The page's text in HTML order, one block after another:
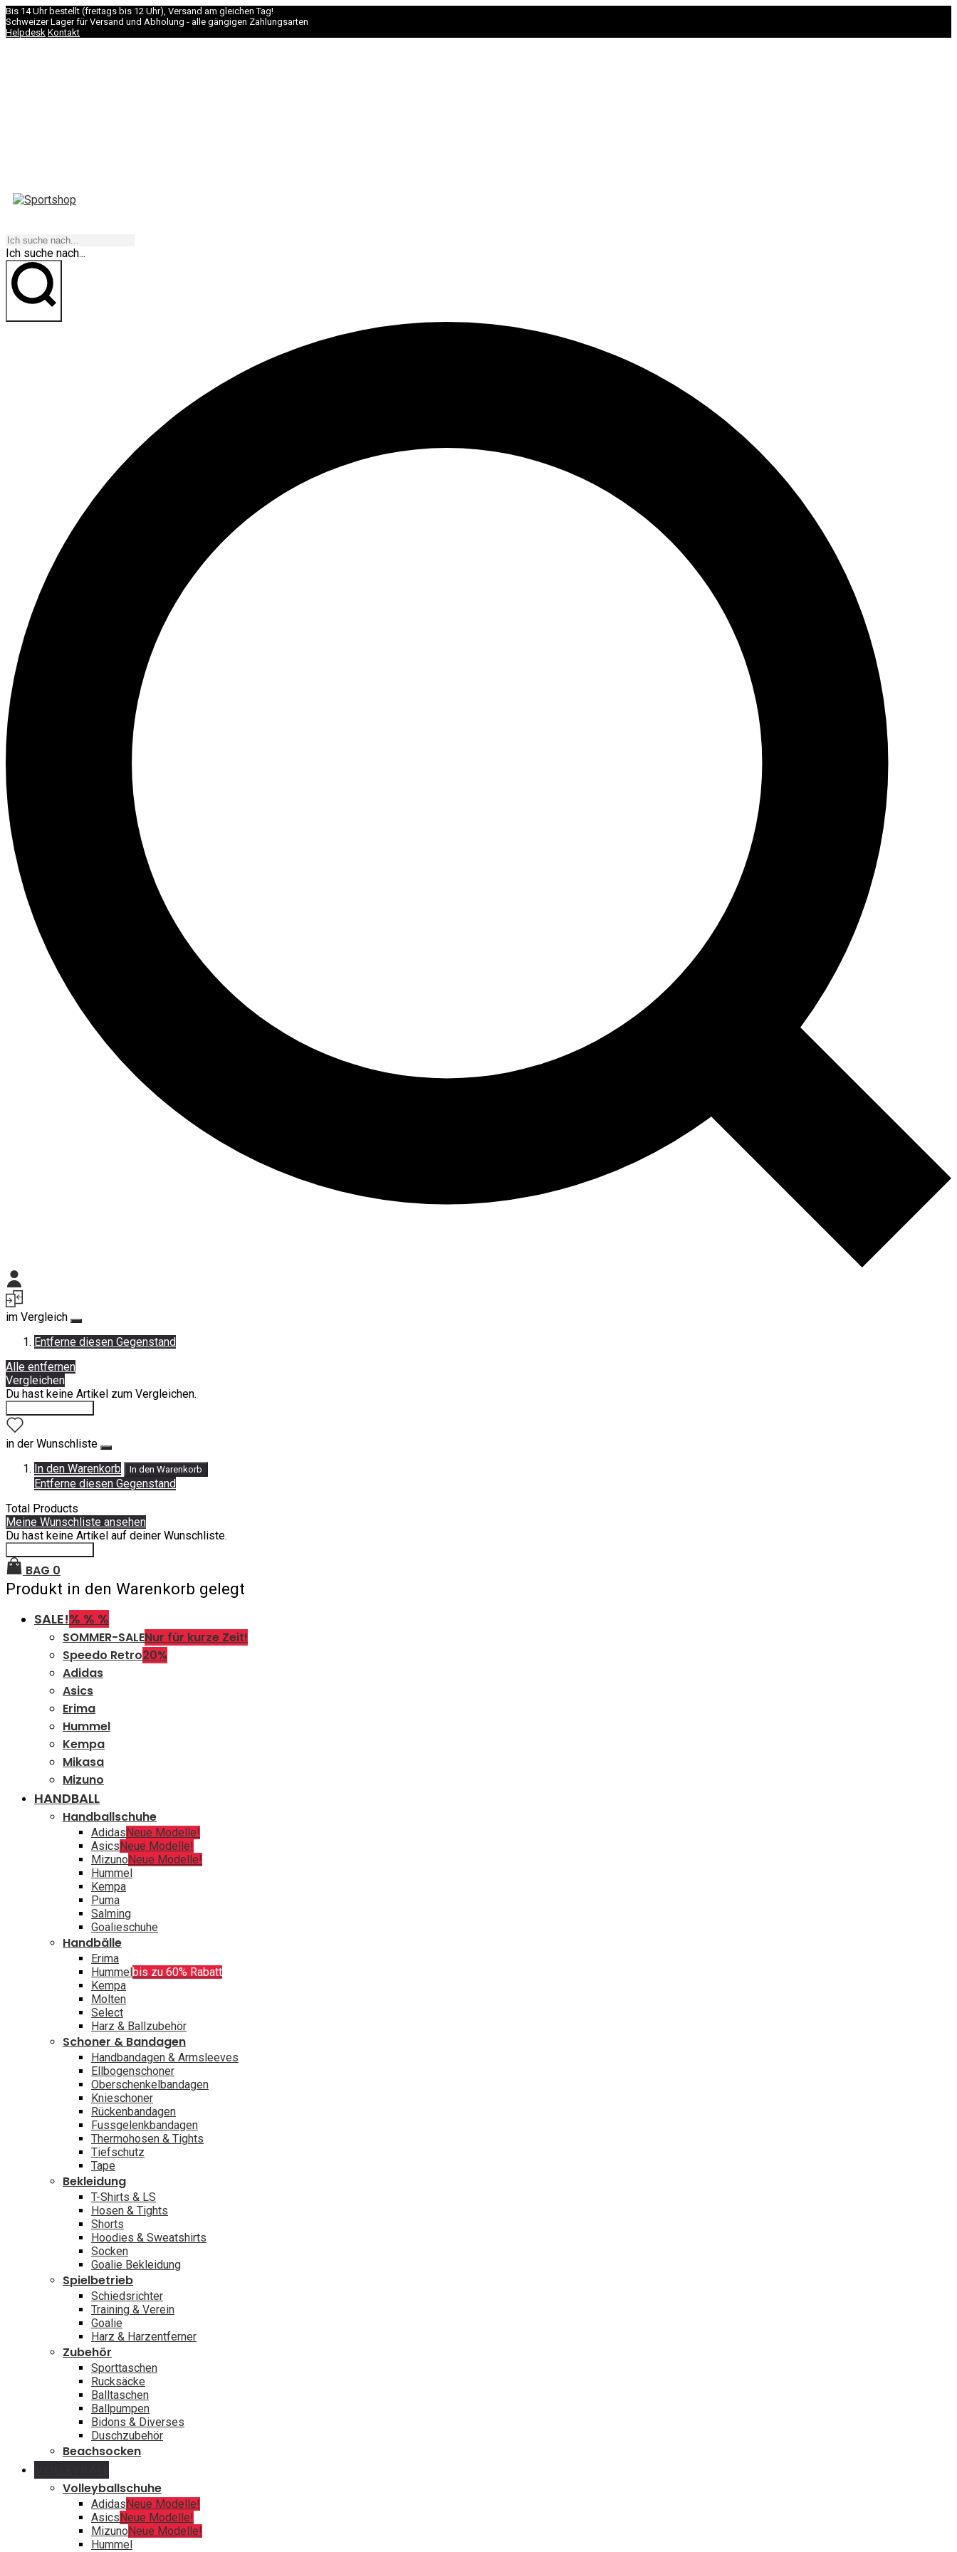
Bis 14 Uhr bestellt (freitags bis 12 Uhr), Versand am gleichen Tag!
Schweizer Lager für Versand und Abholung - alle gängigen Zahlungsarten
Helpdesk Kontakt
Ich suche nach...
im Vergleich
Entferne diesen Gegenstand
Alle entfernen
Vergleichen
Du hast keine Artikel zum Vergleichen.
in der Wunschliste
In den Warenkorb
In den Warenkorb
Entferne diesen Gegenstand
Total Products
Meine Wunschliste ansehen
Du hast keine Artikel auf deiner Wunschliste.
BAG 0
Produkt in den Warenkorb gelegt
SALE!% % %
SOMMER-SALENur für kurze Zeit!
Speedo Retro20%
Adidas
Asics
Erima
Hummel
Kempa
Mikasa
Mizuno
HANDBALL
Handballschuhe
AdidasNeue Modelle!
AsicsNeue Modelle!
MizunoNeue Modelle!
Hummel
Kempa
Puma
Salming
Goalieschuhe
Handbälle
Erima
Hummelbis zu 60% Rabatt
Kempa
Molten
Select
Harz & Ballzubehör
Schoner & Bandagen
Handbandagen & Armsleeves
Ellbogenschoner
Oberschenkelbandagen
Knieschoner
Rückenbandagen
Fussgelenkbandagen
Thermohosen & Tights
Tiefschutz
Tape
Bekleidung
T-Shirts & LS
Hosen & Tights
Shorts
Hoodies & Sweatshirts
Socken
Goalie Bekleidung
Spielbetrieb
Schiedsrichter
Training & Verein
Goalie
Harz & Harzentferner
Zubehör
Sporttaschen
Rucksäcke
Balltaschen
Ballpumpen
Bidons & Diverses
Duschzubehör
Beachsocken
Volleyballschuhe
AdidasNeue Modelle!
AsicsNeue Modelle!
MizunoNeue Modelle!
Hummel